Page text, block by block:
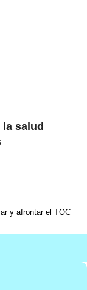
salud
y afrontar el TOC